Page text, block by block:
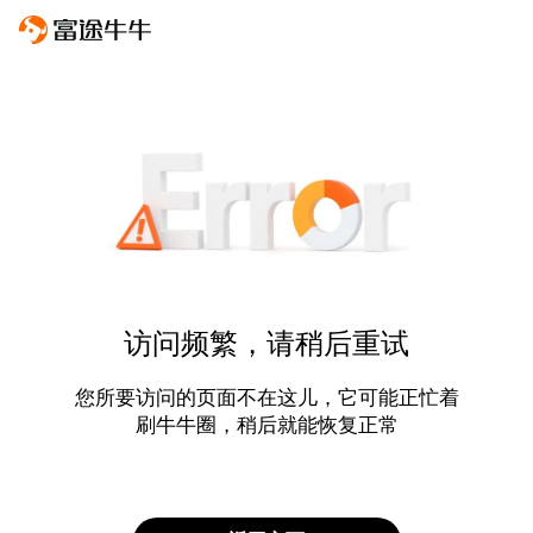
访问频繁，请稍后重试
您所要访问的页面不在这儿，它可能正忙着
刷牛牛圈，稍后就能恢复正常